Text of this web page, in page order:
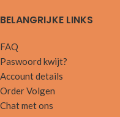
BELANGRIJKE LINKS
FAQ
Paswoord kwijt?
Account details
Order Volgen
Chat met ons